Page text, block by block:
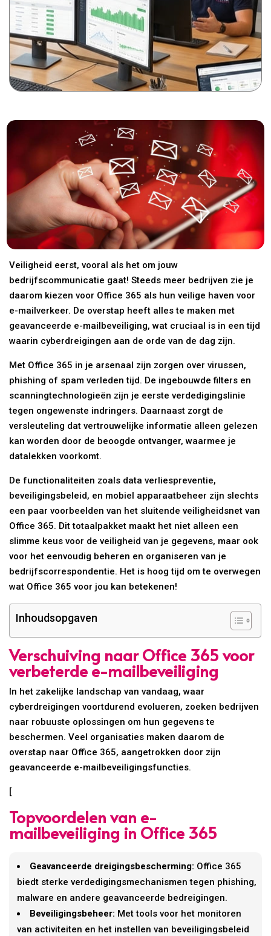
Veiligheid eerst, vooral als het om jouw
bedrijfscommunicatie gaat! Steeds meer bedrijven zie je
daarom kiezen voor Office 365 als hun veilige haven voor
e-mailverkeer. De overstap heeft alles te maken met
geavanceerde e-mailbeveiliging, wat cruciaal is in een tijd
waarin cyberdreigingen aan de orde van de dag zijn.
Met Office 365 in je arsenaal zijn zorgen over virussen,
phishing of spam verleden tijd. De ingebouwde filters en
scanningtechnologieën zijn je eerste verdedigingslinie
tegen ongewenste indringers. Daarnaast zorgt de
versleuteling dat vertrouwelijke informatie alleen gelezen
kan worden door de beoogde ontvanger, waarmee je
datalekken voorkomt.
De functionaliteiten zoals data verliespreventie,
beveiligingsbeleid, en mobiel apparaatbeheer zijn slechts
een paar voorbeelden van het sluitende veiligheidsnet van
Office 365. Dit totaalpakket maakt het niet alleen een
slimme keus voor de veiligheid van je gegevens, maar ook
voor het eenvoudig beheren en organiseren van je
bedrijfscorrespondentie. Het is hoog tijd om te overwegen
wat Office 365 voor jou kan betekenen!
Inhoudsopgaven
Verschuiving naar Office 365 voor
verbeterde e-mailbeveiliging
In het zakelijke landschap van vandaag, waar
cyberdreigingen voortdurend evolueren, zoeken bedrijven
naar robuuste oplossingen om hun gegevens te
beschermen. Veel organisaties maken daarom de
overstap naar Office 365, aangetrokken door zijn
geavanceerde e-mailbeveiligingsfuncties.
[
Topvoordelen van e-
mailbeveiliging in Office 365
Geavanceerde dreigingsbescherming: Office 365
biedt sterke verdedigingsmechanismen tegen phishing,
malware en andere geavanceerde bedreigingen.
Beveiligingsbeheer: Met tools voor het monitoren
van activiteiten en het instellen van beveiligingsbeleid